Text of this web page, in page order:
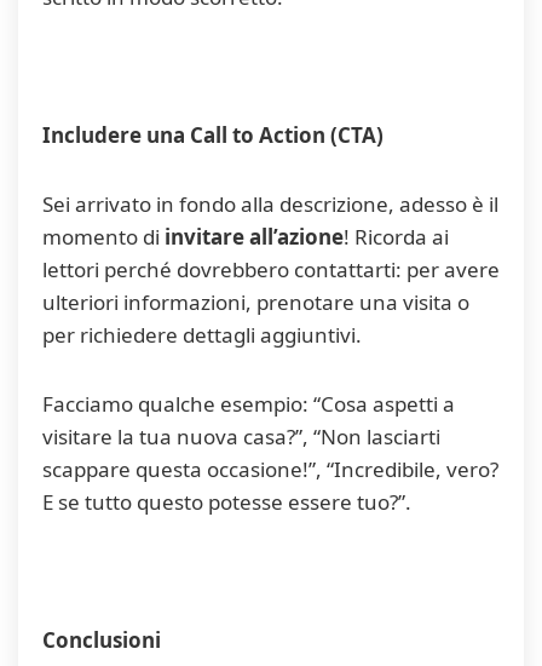
Includere una Call to Action (CTA)
Sei arrivato in fondo alla descrizione, adesso è il
momento di invitare all’azione! Ricorda ai
lettori perché dovrebbero contattarti: per avere
ulteriori informazioni, prenotare una visita o
per richiedere dettagli aggiuntivi.
Facciamo qualche esempio: “Cosa aspetti a
visitare la tua nuova casa?”, “Non lasciarti
scappare questa occasione!”, “Incredibile, vero?
E se tutto questo potesse essere tuo?”.
Conclusioni